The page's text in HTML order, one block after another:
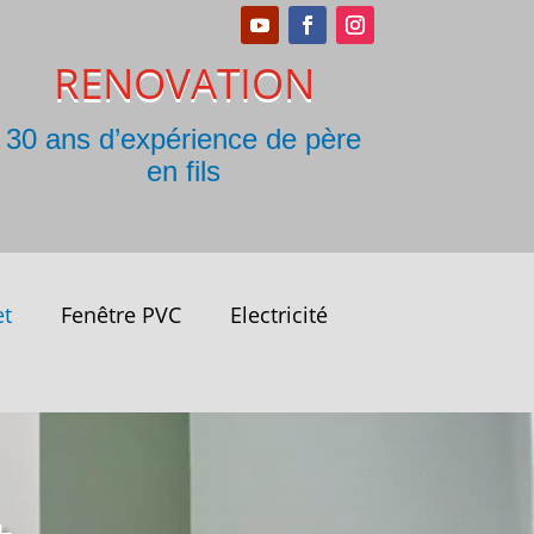
RENOVATION
30 ans d’expérience de père
en fils
Fenêtre PVC Electricité